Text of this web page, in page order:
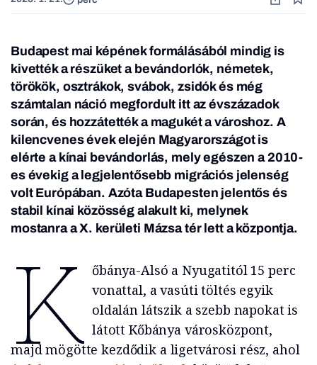
Budapest mai képének formálásából mindig is
kivették a részüket a bevándorlók, németek,
törökök, osztrákok, svábok, zsidók és még
számtalan náció megfordult itt az évszázadok
során, és hozzátették a magukét a városhoz. A
kilencvenes évek elején Magyarországot is
elérte a kínai bevándorlás, mely egészen a 2010-
es évekig a legjelentősebb migrációs jelenség
volt Európában. Azóta Budapesten jelentős és
stabil kínai közösség alakult ki, melynek
mostanra a X. kerületi Mázsa tér lett a központja.
K
őbánya-Alsó a Nyugatitól 15 perc
vonattal, a vasúti töltés egyik
oldalán látszik a szebb napokat is
látott Kőbánya városközpont,
majd mögötte kezdődik a ligetvárosi rész, ahol